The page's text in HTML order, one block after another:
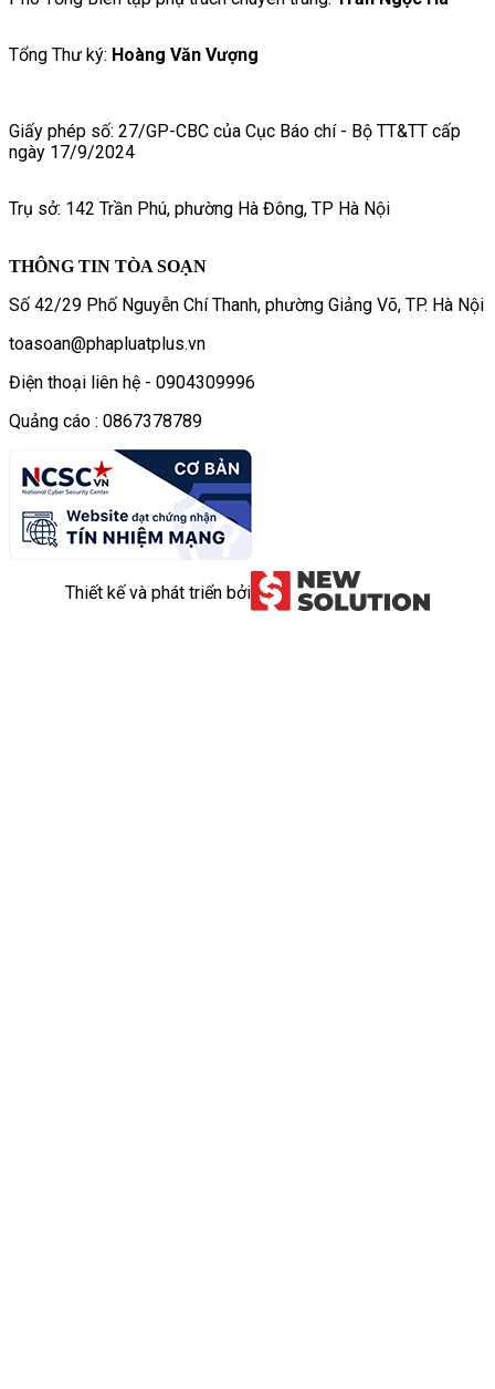
Tổng Thư ký: Hoàng Văn Vượng
Giấy phép số: 27/GP-CBC của Cục Báo chí - Bộ TT&TT cấp
ngày 17/9/2024
Trụ sở: 142 Trần Phú, phường Hà Đông, TP Hà Nội
THÔNG TIN TÒA SOẠN
Số 42/29 Phố Nguyễn Chí Thanh, phường Giảng Võ, TP. Hà Nội
toasoan@phapluatplus.vn
Điện thoại liên hệ - 0904309996
Quảng cáo : 0867378789
Thiết kế và phát triển bởi